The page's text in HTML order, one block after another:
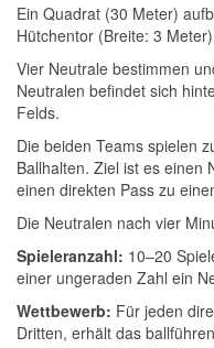
Ein Quadrat (30 Meter)
Hütchentor (Breite: 3
Vier Neutrale bestimmen
Neutralen befindet sich
Felds.
Die beiden Teams spielen
Ballhalten. Ziel ist es einen
einen direkten Pass zu
Die Neutralen nach vier
Spieleranzahl: 10–20
einer ungeraden Zahl ein
Wettbewerb: Für jeden
Dritten, erhält das